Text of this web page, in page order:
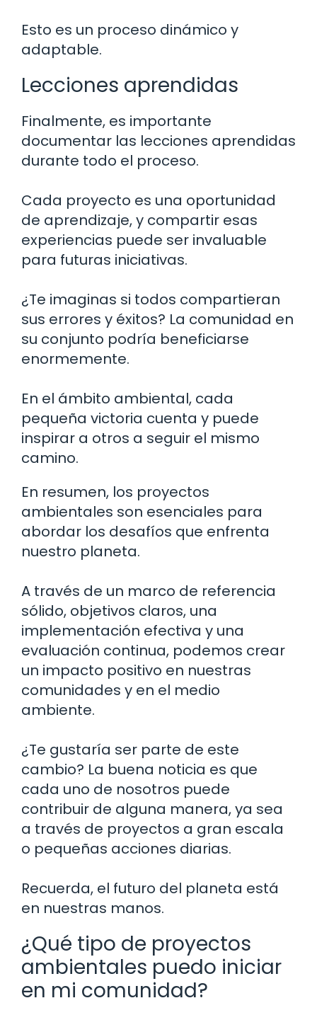
Esto es un proceso dinámico y
adaptable.
Lecciones aprendidas
Finalmente, es importante
documentar las lecciones aprendidas
durante todo el proceso.
Cada proyecto es una oportunidad
de aprendizaje, y compartir esas
experiencias puede ser invaluable
para futuras iniciativas.
¿Te imaginas si todos compartieran
sus errores y éxitos? La comunidad en
su conjunto podría beneficiarse
enormemente.
En el ámbito ambiental, cada
pequeña victoria cuenta y puede
inspirar a otros a seguir el mismo
camino.
En resumen, los proyectos
ambientales son esenciales para
abordar los desafíos que enfrenta
nuestro planeta.
A través de un marco de referencia
sólido, objetivos claros, una
implementación efectiva y una
evaluación continua, podemos crear
un impacto positivo en nuestras
comunidades y en el medio
ambiente.
¿Te gustaría ser parte de este
cambio? La buena noticia es que
cada uno de nosotros puede
contribuir de alguna manera, ya sea
a través de proyectos a gran escala
o pequeñas acciones diarias.
Recuerda, el futuro del planeta está
en nuestras manos.
¿Qué tipo de proyectos
ambientales puedo iniciar
en mi comunidad?